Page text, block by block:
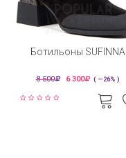
Ботильоны SUFINNA
8 500 6 300 ( —26% )